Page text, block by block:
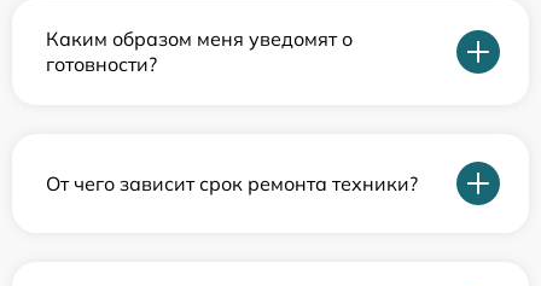
Каким образом меня уведомят о
готовности?
От чего зависит срок ремонта техники?